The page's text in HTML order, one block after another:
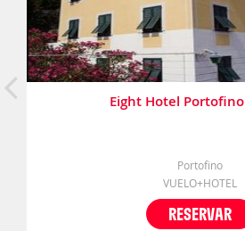
Eight Hotel Portofino
Portofino
VUELO+HOTEL
RESERVAR